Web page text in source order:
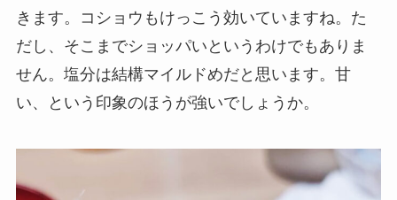
きます。コショウもけっこう効いていますね。た
だし、そこまでショッパいというわけでもありま
せん。塩分は結構マイルドめだと思います。甘
い、という印象のほうが強いでしょうか。